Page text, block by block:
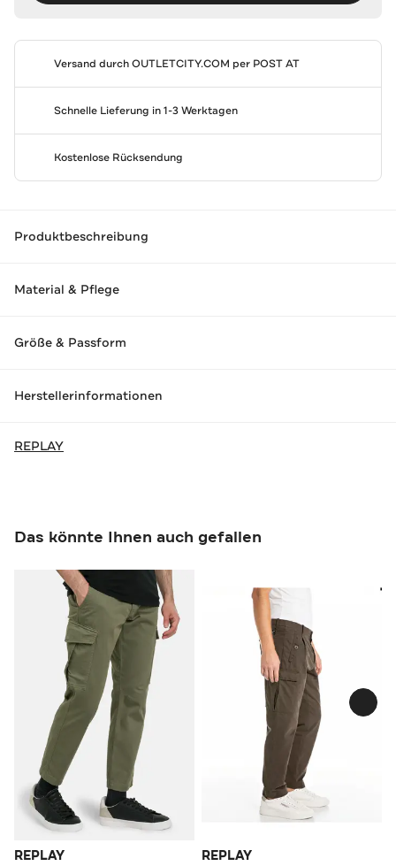
Versand durchOUTLETCITY.COM per POST AT
Schnelle Lieferung in 1-3 Werktagen
Kostenlose Rücksendung
Produktbeschreibung
Material & Pflege
Größe & Passform
Herstellerinformationen
REPLAY
Das könnte Ihnen auch gefallen
REPLAY REPLAY